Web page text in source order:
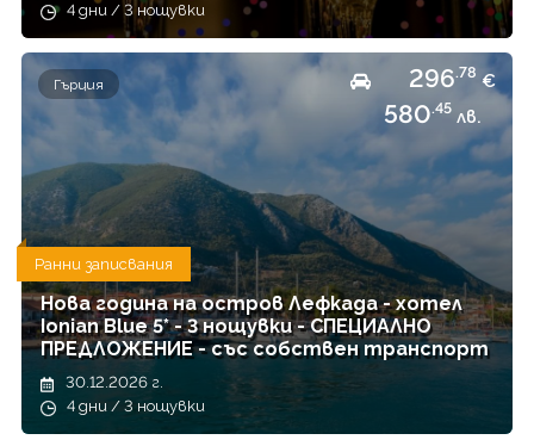
4 дни / 3 нощувки
Гърция 296.78 €
580.45 лв.
Ранни записвания
Нова година на остров Лефкада - хотел
Ionian Blue 5* - 3 нощувки - СПЕЦИАЛНО
ПРЕДЛОЖЕНИЕ - със собствен транспорт
30.12.2026 г.
4 дни / 3 нощувки